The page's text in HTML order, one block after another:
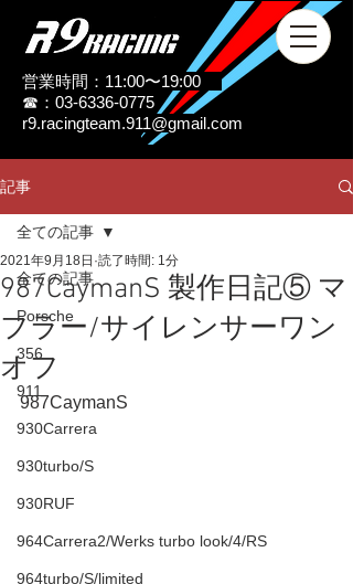
営業時間：11:00〜19:00
☎：03-6336-0775
r9.racingteam.911@gmail.com
記事
全ての記事
Porsche
356
911
930Carrera
930turbo/S
930RUF
964Carrera2/Werks turbo look/4/RS
964turbo/S/limited
全ての記事
987CaymanS 製作日記⑤ マ
フラー/サイレンサーワン
オフ
2021年9月18日 読了時間: 1分
987CaymanS